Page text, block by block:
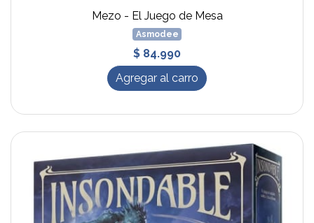
Mezo - El Juego de Mesa
Asmodee
$ 84.990
Agregar al carro